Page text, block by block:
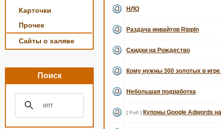
Карточки
Прочее
Сайты о халяве
Поиск
НЛО
Раздача инвайтов RippIn
Скидки на Рождество
Кому нужны 300 золотых в
Небольшая подработка
[ Poll ] Купоны Google Adwords